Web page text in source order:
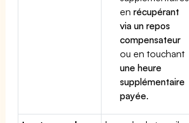
enrécupérant
via un repos
compensateur
ou en touchant
une heure
supplémentaire
payée.